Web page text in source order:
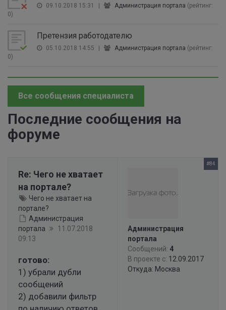
09.10.2018 15:31 | Администрация портала (рейтинг:
0)
Претензия работодателю
05.10.2018 14:55 | Администрация портала (рейтинг:
0)
Все сообщения специалиста
Последние сообщения на
форуме
Re: Чего не хватает
на портале?
Чего не хватает на
портале?
Администрация
портала
11.07.2018
09:13
готово:
1) убрали дубли
сообщений
2) добавили фильтр
#84
Администрация
портала
Сообщений: 4
В проекте с: 12.09.2017
Откуда: Москва